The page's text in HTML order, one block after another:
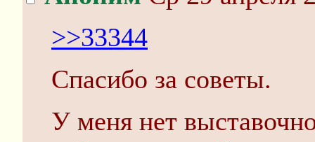
>>33344
Спасибо за советы.
У меня нет